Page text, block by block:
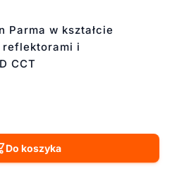
Parma w kształcie
reflektorami i
CCT
Do koszyka